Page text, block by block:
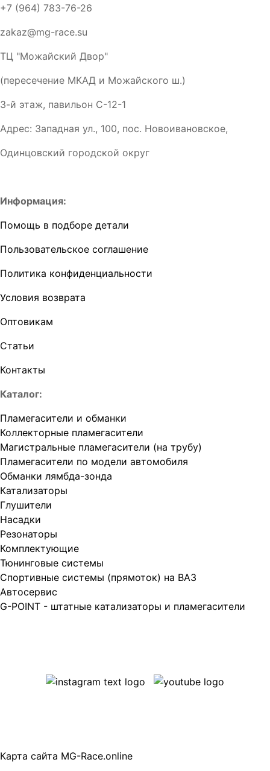
+7 (964) 783-76-26
zakaz@mg-race.su
ТЦ "Можайский Двор"
(пересечение МКАД и Можайского ш.)
3-й этаж, павильон С-12-1
Адрес: Западная ул., 100, пос. Новоивановское,
Одинцовский городской округ
Информация:
Помощь в подборе детали
Пользовательское соглашение
Политика конфиденциальности
Условия возврата
Оптовикам
Статьи
Контакты
Каталог:
Пламегасители и обманки
Коллекторные пламегасители
Магистральные пламегасители (на трубу)
Пламегасители по модели автомобиля
Обманки лямбда-зонда
Катализаторы
Глушители
Насадки
Резонаторы
Комплектующие
Тюнинговые системы
Спортивные системы (прямоток) на ВАЗ
Автосервис
G-POINT - штатные катализаторы и пламегасители
Карта сайта MG-Race.online